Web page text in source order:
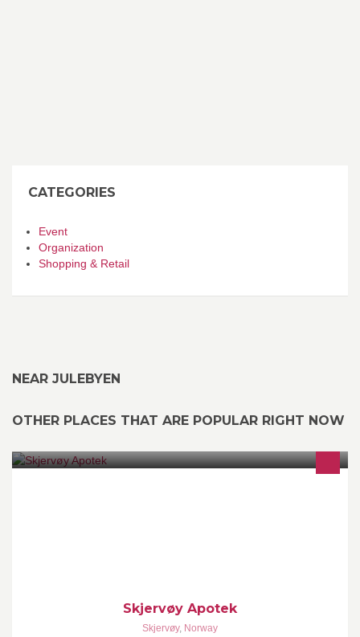
CATEGORIES
Event
Organization
Shopping & Retail
NEAR JULEBYEN
OTHER PLACES THAT ARE POPULAR RIGHT NOW
Skjervøy Apotek
Skjervøy, Norway